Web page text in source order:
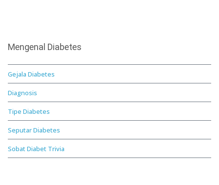
Mengenal Diabetes
Gejala Diabetes
Diagnosis
Tipe Diabetes
Seputar Diabetes
Sobat Diabet Trivia